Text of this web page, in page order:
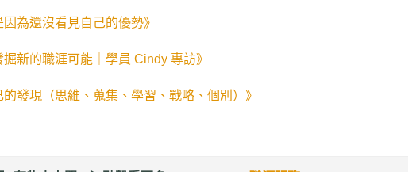
為還沒看見自己的優勢》
新的職涯可能｜學員 Cindy 專訪》
發現（思維、蒐集、學習、戰略、個別）》